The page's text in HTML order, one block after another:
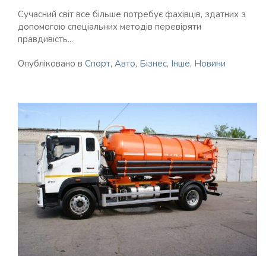
Сучасний світ все більше потребує фахівців, здатних з
допомогою спеціальних методів перевіряти
правдивість...
Опубліковано в Спорт, Авто, Бізнес, Інше, Новини